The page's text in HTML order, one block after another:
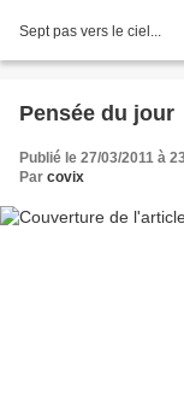
Sept pas vers le ciel...
Pensée du jour
Publié le 27/03/2011 à
Par covix